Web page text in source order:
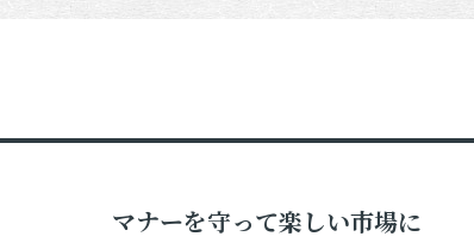
マナーを守って楽しい市場に